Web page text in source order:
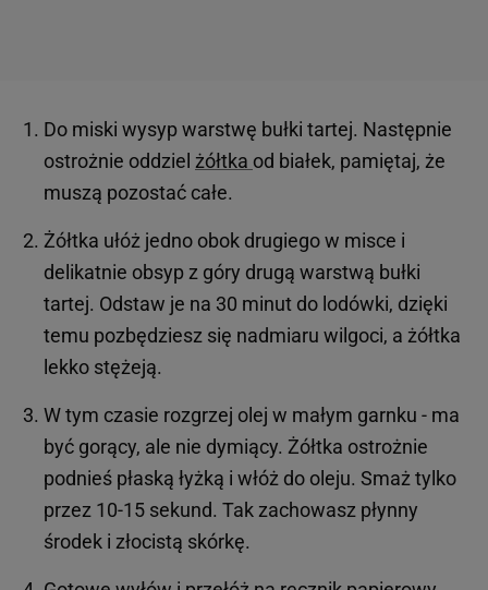
Do miski wysyp warstwę bułki tartej. Następnie
ostrożnie oddziel żółtka od białek, pamiętaj, że
muszą pozostać całe.
Żółtka ułóż jedno obok drugiego w misce i
delikatnie obsyp z góry drugą warstwą bułki
tartej. Odstaw je na 30 minut do lodówki, dzięki
temu pozbędziesz się nadmiaru wilgoci, a żółtka
lekko stężeją.
W tym czasie rozgrzej olej w małym garnku - ma
być gorący, ale nie dymiący. Żółtka ostrożnie
podnieś płaską łyżką i włóż do oleju. Smaż tylko
przez 10-15 sekund. Tak zachowasz płynny
środek i złocistą skórkę.